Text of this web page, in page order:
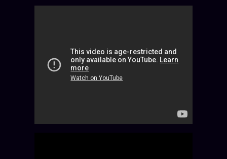
Les Limites2025
Le procès Brigitte Macron
Références